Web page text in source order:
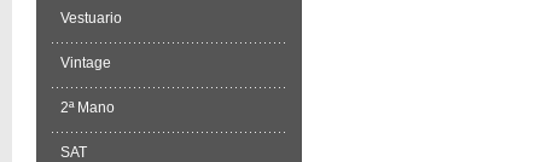
Vestuario
Vintage
2ª Mano
SAT